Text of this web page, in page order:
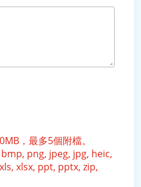
，最多5個附檔。
png, jpeg, jpg, heic,
xlsx, ppt, pptx, zip,